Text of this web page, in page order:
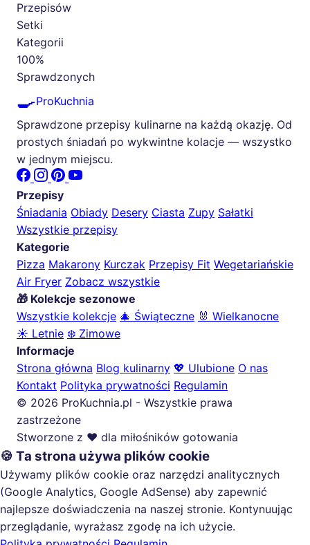
Przepisów
Setki
Kategorii
100%
Sprawdzonych
🍳ProKuchnia
Sprawdzone przepisy kulinarne na każdą okazję. Od
prostych śniadań po wykwintne kolacje — wszystko
w jednym miejscu.
Przepisy
Śniadania Obiady Desery Ciasta Zupy Sałatki
Wszystkie przepisy
Kategorie
Pizza Makarony Kurczak Przepisy Fit Wegetariańskie
Air Fryer Zobacz wszystkie
🎁 Kolekcje sezonowe
Wszystkie kolekcje 🎄 Świąteczne 🐰 Wielkanocne
☀️ Letnie ❄️ Zimowe
Informacje
Strona główna Blog kulinarny 💖 Ulubione O nas
Kontakt Polityka prywatności Regulamin
© 2026 ProKuchnia.pl - Wszystkie prawa
zastrzeżone
Stworzone z ❤️ dla miłośników gotowania
🍪 Ta strona używa plików cookie
Używamy plików cookie oraz narzędzi analitycznych
(Google Analytics, Google AdSense) aby zapewnić
najlepsze doświadczenia na naszej stronie. Kontynuując
przeglądanie, wyrażasz zgodę na ich użycie.